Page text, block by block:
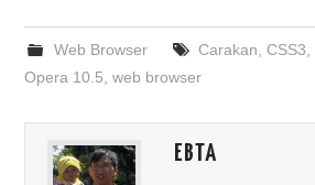
Web Browser Carakan CSS3
Opera 10.5 ,web browser
EBTA